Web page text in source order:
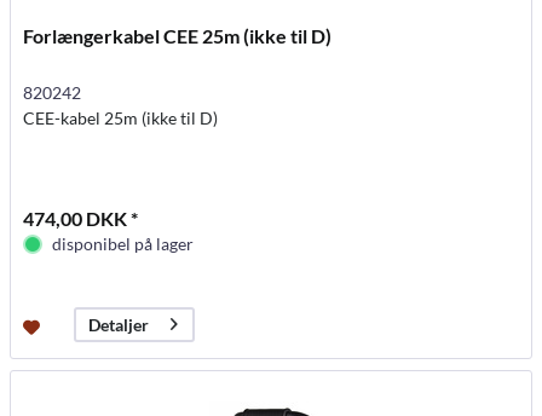
Forlængerkabel CEE 25m (ikke til D)
820242
CEE-kabel 25m (ikke til D)
474,00 DKK *
disponibel på lager
Detaljer